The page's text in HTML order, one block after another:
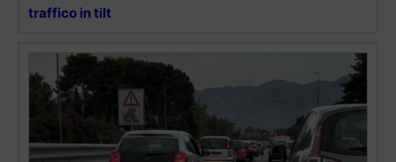
traffico in tilt